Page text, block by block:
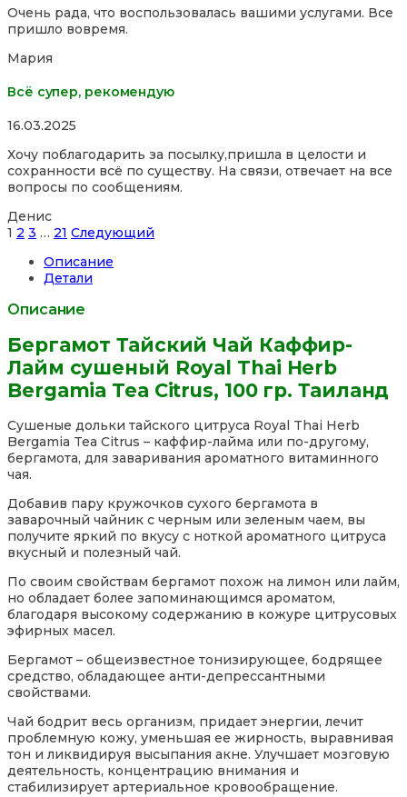
out
of
Очень рада, что воспользовалась вашими услугами. Все
пришло вовремя.
Мария
Всё супер, рекомендую
Rated
out
of
5
16.03.2025
Хочу поблагодарить за посылку,пришла в целости и
сохранности всё по существу. На связи, отвечает на все
вопросы по сообщениям.
Денис
Site
Reviews
навигация
Страница
1 Страница
2 Страница
3 … Страница
21 Следующий
Описание
Детали
Описание
Бергамот Тайский Чай Каффир-
Лайм сушеный Royal Thai Herb
Bergamia Tea Citrus, 100 гр. Таиланд
Сушеные дольки тайского цитруса Royal Thai Herb
Bergamia Tea Citrus – каффир-лайма или по-другому,
бергамота, для заваривания ароматного витаминного
чая.
Добавив пару кружочков сухого бергамота в
заварочный чайник с черным или зеленым чаем, вы
получите яркий по вкусу с ноткой ароматного цитруса
вкусный и полезный чай.
По своим свойствам бергамот похож на лимон или лайм,
но обладает более запоминающимся ароматом,
благодаря высокому содержанию в кожуре цитрусовых
эфирных масел.
Бергамот – общеизвестное тонизирующее, бодрящее
средство, обладающее анти-депрессантными
свойствами.
Чай бодрит весь организм, придает энергии, лечит
проблемную кожу, уменьшая ее жирность, выравнивая
тон и ликвидируя высыпания акне. Улучшает мозговую
деятельность, концентрацию внимания и
стабилизирует артериальное кровообращение.